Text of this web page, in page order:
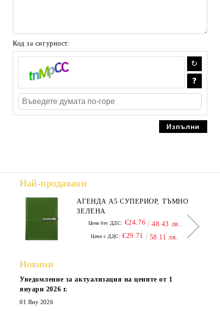
Код за сигурност:
Най-продавани
АГЕНДА А5 СУПЕРИОР, ТЪМНО
ЗЕЛЕНА
Цена без ДДС: €24.76 48.43 лв.
Цена с ДДС: €29.71 58.11 лв.
Новини
Уведомление за актуализация на цените от 1
януари 2026 г.
01 Яну 2026